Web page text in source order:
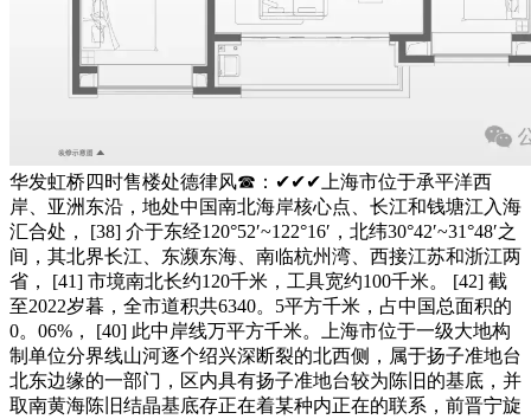
华发虹桥四时售楼处德律风☎：✔✔✔上海市位于承平洋西
岸、亚洲东沿，地处中国南北海岸核心点、长江和钱塘江入海
汇合处， [38] 介于东经120°52′~122°16′，北纬30°42′~31°48′之
间，其北界长江、东濒东海、南临杭州湾、西接江苏和浙江两
省， [41] 市境南北长约120千米，工具宽约100千米。 [42] 截
至2022岁暮，全市道积共6340。5平方千米，占中国总面积的
0。06%， [40] 此中岸线万平方千米。上海市位于一级大地构
制单位分界线山河逐个绍兴深断裂的北西侧，属于扬子准地台
北东边缘的一部门，区内具有扬子准地台较为陈旧的基底，并
取南黄海陈旧结晶基底存正在着某种内正在的联系，前晋宁旋